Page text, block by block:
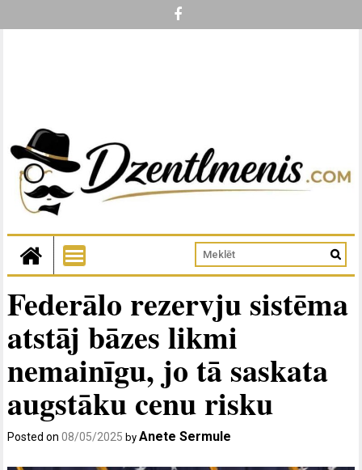
Federālo rezervju sistēma
atstāj bāzes likmi
nemainīgu, jo tā saskata
augstāku cenu risku
Posted on08/05/2025 byAnete Sermule